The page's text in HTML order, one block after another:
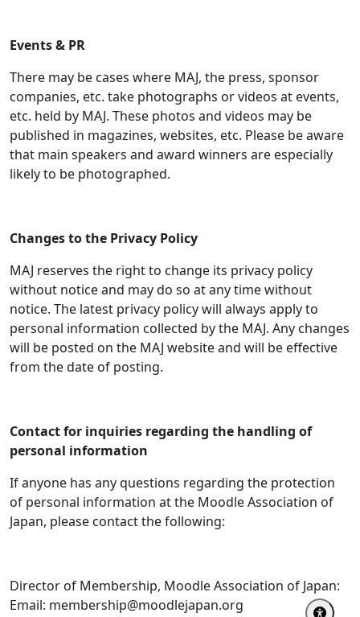
Events & PR
There may be cases where MAJ, the press, sponsor
companies, etc. take photographs or videos at events,
etc. held by MAJ. These photos and videos may be
published in magazines, websites, etc. Please be aware
that main speakers and award winners are especially
likely to be photographed.
Changes to the Privacy Policy
MAJ reserves the right to change its privacy policy
without notice and may do so at any time without
notice. The latest privacy policy will always apply to
personal information collected by the MAJ. Any changes
will be posted on the MAJ website and will be effective
from the date of posting.
Contact for inquiries regarding the handling of
personal information
If anyone has any questions regarding the protection
of personal information at the Moodle Association of
Japan, please contact the following:
Director of Membership, Moodle Association of Japan:
Email: membership@moodlejapan.org